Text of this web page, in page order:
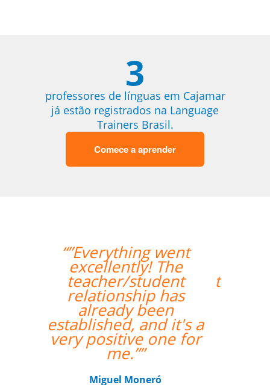
3
professores de línguas em Cajamar
já estão registrados na Language
Trainers Brasil.
Comece a aprender
“”My wife likes the
lessons and the
teacher's punctuality.””
Seok Kwon
Curso de em Goiânia, CJ Selecta